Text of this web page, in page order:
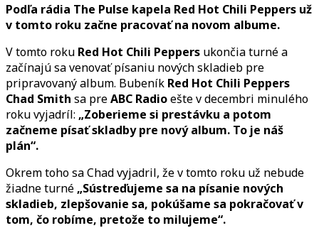
tento
na
Podľa rádia The Pulse kapela Red Hot Chili Peppers už
v tomto roku začne pracovať na novom albume.
V tomto roku Red Hot Chili Peppers ukončia turné a
začínajú sa venovať písaniu nových skladieb pre
pripravovaný album. Bubeník Red Hot Chili Peppers
Chad Smith sa preABC Radioešte v decembri minulého
roku vyjadríl: „Zoberieme si prestávku a potom
začneme písať skladby pre nový album. To je náš
plán“.
Okrem toho sa Chad vyjadril, že v tomto roku už nebude
žiadne turné „Sústreďujeme sa na písanie nových
skladieb, zlepšovanie sa, pokúšame sa pokračovať v
tom, čo robíme, pretože to milujeme“.